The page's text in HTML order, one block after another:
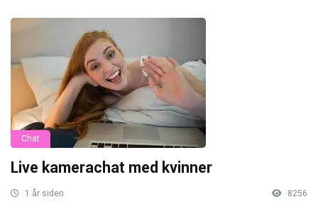
Chat
Live kamerachat med kvinner
1 år siden 8256